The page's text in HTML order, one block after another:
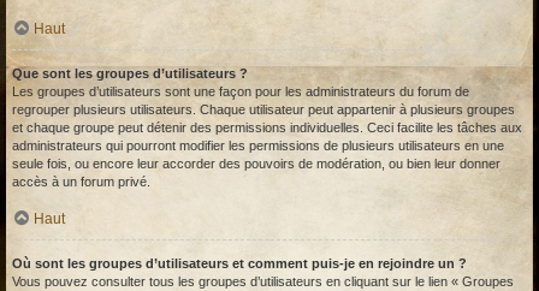
Haut
Que sont les groupes d’utilisateurs ?
Les groupes d’utilisateurs sont une façon pour les administrateurs du forum de
regrouper plusieurs utilisateurs. Chaque utilisateur peut appartenir à plusieurs groupes
et chaque groupe peut détenir des permissions individuelles. Ceci facilite les tâches aux
administrateurs qui pourront modifier les permissions de plusieurs utilisateurs en une
seule fois, ou encore leur accorder des pouvoirs de modération, ou bien leur donner
accès à un forum privé.
Haut
Où sont les groupes d’utilisateurs et comment puis-je en rejoindre un ?
Vous pouvez consulter tous les groupes d’utilisateurs en cliquant sur le lien « Groupes